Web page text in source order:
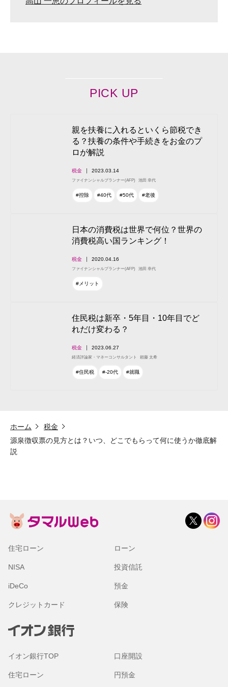
PICK UP
親を扶養に入れるといくら節税でき
る？扶養の条件や手続きをお金のプ
ロが解説
税金 2023.03.14
ファイナンシャルプランナー(AFP) 池田 幸代
#控除 #40代 #50代 #老後
日本の消費税は世界で何位？世界の
消費税高い国ランキング！
税金 2020.04.16
ファイナンシャルプランナー(AFP) 池田 幸代
#メリット
住民税は新卒・5年目・10年目でど
れだけ変わる？
税金 2023.06.27
経済評論家・マネーコンサルタント 頼藤 太希
#住民税 #-20代 #就職
ホーム
税金
源泉徴収票の見方とは？いつ、どこでもらって何に使うか徹底解
説
住宅ローン ローン
NISA 投資信託
iDeCo 預金
クレジットカード 保険
イオン銀行TOP 口座開設
住宅ローン 円預金